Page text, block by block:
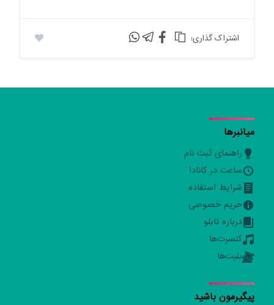
:اشتراک گذاری
میانبرها
راهنمای ثبت نام
ساعت در کانادا
شرایط استفاده
حریم خصوصی
درباره تابلو
کنسرت‌ها
بلیت‌ها
پیگیرمون باشید